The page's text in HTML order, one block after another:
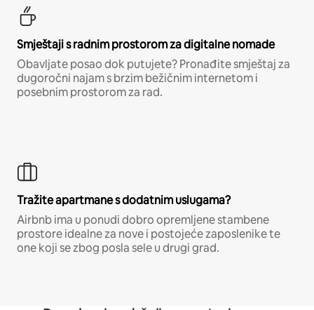
Smještaji s radnim prostorom za digitalne nomade
Obavljate posao dok putujete? Pronađite smještaj za
dugoročni najam s brzim bežičnim internetom i
posebnim prostorom za rad.
Tražite apartmane s dodatnim uslugama?
Airbnb ima u ponudi dobro opremljene stambene
prostore idealne za nove i postojeće zaposlenike te
one koji se zbog posla sele u drugi grad.